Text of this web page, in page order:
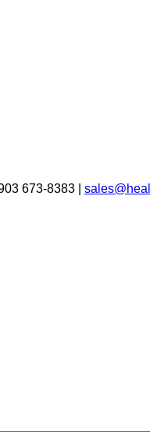
673-8383 |